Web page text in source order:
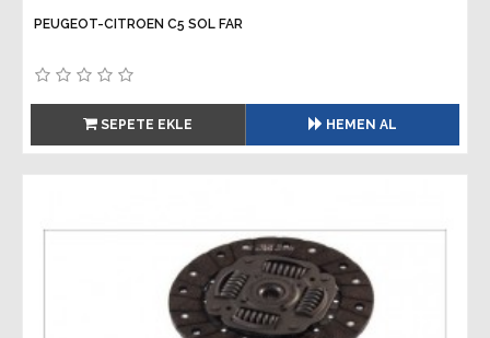
PEUGEOT-CITROEN C5 SOL FAR
SEPETE EKLE HEMEN AL